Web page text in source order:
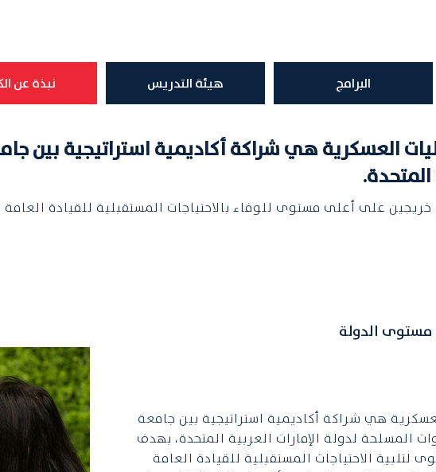
البرامج هيئة التدريس نبذة عن
العسكرية هي شراكة أكاديمية استراتيجية بين
المتحدة.
على أعلى مستوى للوفاء بالاحتياجات المستقبلية للقيادة العامة
مستوى الدولة
هي شراكة أكاديمية استراتيجية بين جامعة
المسلحة لدولة الإمارات العربية المتحدة، بهدف
الاحتياجات المستقبلية للقيادة العامة